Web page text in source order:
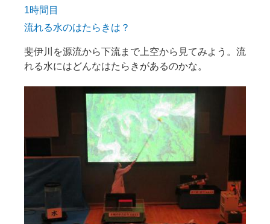
1時間目
流れる水のはたらきは？
斐伊川を源流から下流まで上空から見てみよう。流
れる水にはどんなはたらきがあるのかな。